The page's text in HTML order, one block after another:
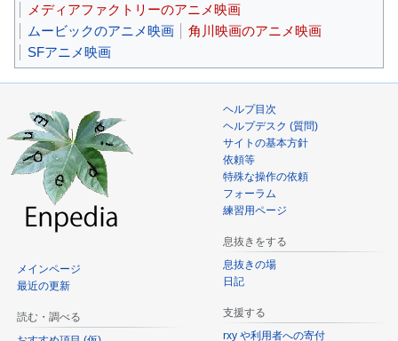
メディアファクトリーのアニメ映画
ムービックのアニメ映画
角川映画のアニメ映画
SFアニメ映画
メインページ
最近の更新
読む・調べる
ヘルプ目次
ヘルプデスク (質問)
サイトの基本方針
依頼等
特殊な操作の依頼
フォーラム
練習用ページ
息抜きをする
息抜きの場
日記
支援する
rxy や利用者への寄付